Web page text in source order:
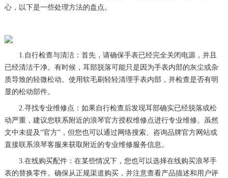
心，以下是一些处理方法的盘点。
1.自行检查与清洁：首先，请确保手表已经完全关闭电源，并且
已经清洁干净。有时候，耳部脱落可能只是因为手表内部的灰尘或杂
质导致的轻微松动。使用软毛刷轻轻清理手表内部，并检查是否有明
显的松动部件。
2.寻找专业维修点：如果自行检查后发现耳部确实已经脱落或松
动严重，建议您联系附近的浪琴官方授权维修点进行专业维修。虽然
文中未提及“官方”，但您也可以通过网络搜索、咨询品牌官方网站或
直接联系浪琴客服来获取附近的专业维修服务信息。
3.在线购买配件：在某些情况下，您也可以选择在线购买浪琴手
表的替换零件。确保从正规渠道购买，并注意查看产品描述和用户评